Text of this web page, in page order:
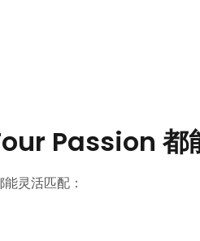
Passion 都
灵活匹配：